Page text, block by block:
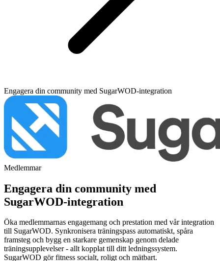
Engagera din community med SugarWOD-integration
Medlemmar
Engagera din community med
SugarWOD-integration
Öka medlemmarnas engagemang och prestation med vår integration
till SugarWOD. Synkronisera träningspass automatiskt, spåra
framsteg och bygg en starkare gemenskap genom delade
träningsupplevelser - allt kopplat till ditt ledningssystem.
SugarWOD gör fitness socialt, roligt och mätbart.